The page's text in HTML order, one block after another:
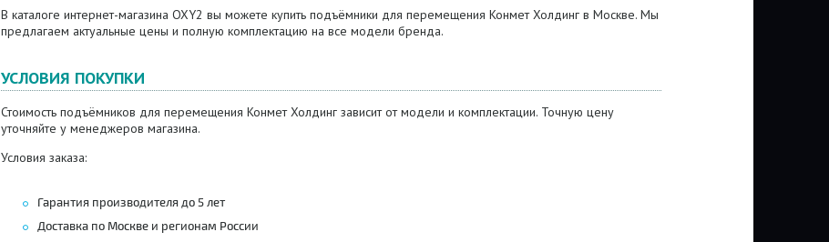
В каталоге интернет-магазина OXY2 вы можете купить подъёмники для перемещения Конмет Холдинг в Москве. Мы
предлагаем актуальные цены и полную комплектацию на все модели бренда.
УСЛОВИЯ ПОКУПКИ
Стоимость подъёмников для перемещения Конмет Холдинг зависит от модели и комплектации. Точную цену
уточняйте у менеджеров магазина.
Условия заказа:
Гарантия производителя до 5 лет
Доставка по Москве и регионам России